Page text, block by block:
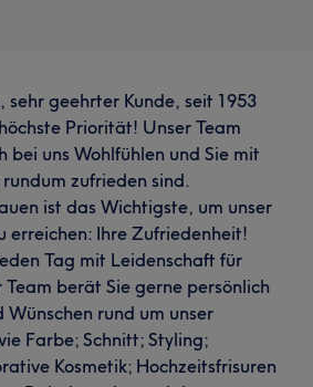
sehr geehrter Kunde, seit 1953
Priorität! Unser Team
bei uns Wohlfühlen und Sie mit
zufrieden sind.
ist das Wichtigste, um unser
erreichen: Ihre Zufriedenheit!
Tag mit Leidenschaft für
Team berät Sie gerne persönlich
Wünschen rund um unser
Farbe; Schnitt; Styling;
Kosmetik; Hochzeitsfrisuren